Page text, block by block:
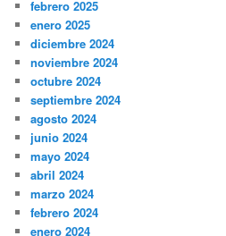
febrero 2025
enero 2025
diciembre 2024
noviembre 2024
octubre 2024
septiembre 2024
agosto 2024
junio 2024
mayo 2024
abril 2024
marzo 2024
febrero 2024
enero 2024